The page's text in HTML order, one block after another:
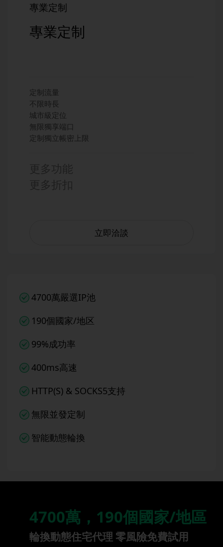
專業定制
專業定制
定制流量
不限時長
城市級定位
無限獨享端口
定制獨立帳密上限
立即洽談
4700萬嚴選IP池
190個國家/地区
99%成功率
400ms高速
HTTP(S) & SOCKS5支持
無限並發定制
智能動態輪換
4700萬，190個國家/地區
輪換動態住宅代理 零風險免費試用